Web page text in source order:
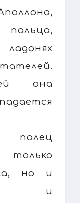
она
палец
но и
и